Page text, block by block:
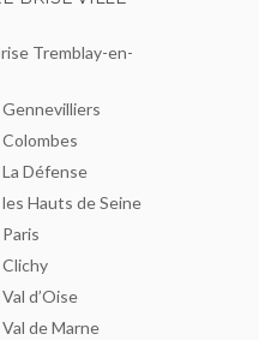
Tremblay-en-
Défense
Hauts de Seine
d’Oise
de Marne